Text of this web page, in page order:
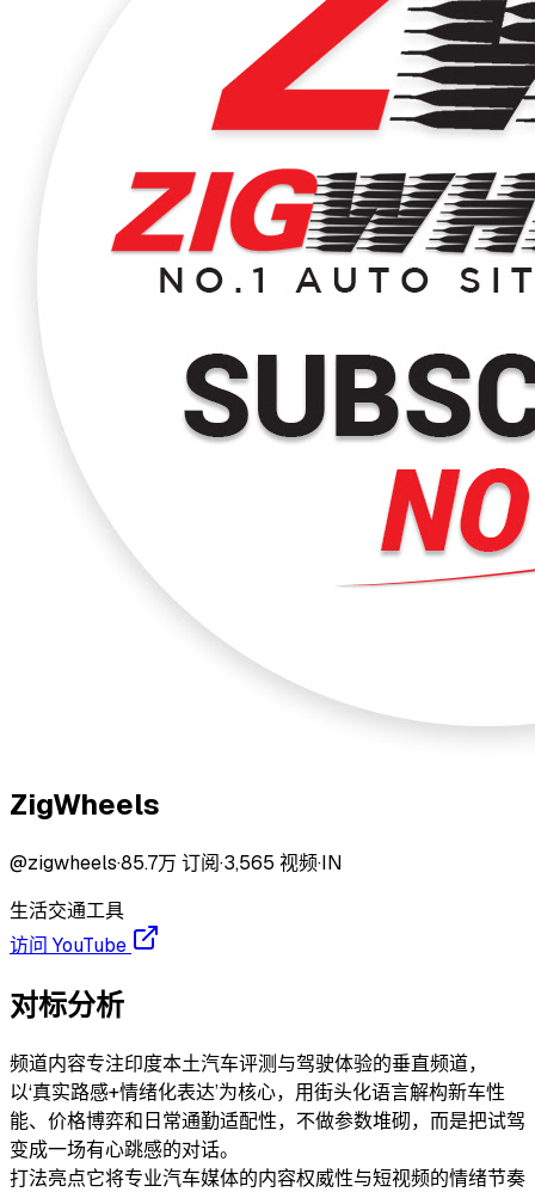
ZigWheels
@zigwheels·85.7万 订阅·3,565 视频·IN
生活交通工具
访问 YouTube
对标分析
频道内容专注印度本土汽车评测与驾驶体验的垂直频道，
以‘真实路感+情绪化表达’为核心，用街头化语言解构新车性
能、价格博弈和日常通勤适配性，不做参数堆砌，而是把试驾
变成一场有心跳感的对话。
打法亮点它将专业汽车媒体的内容权威性与短视频的情绪节奏